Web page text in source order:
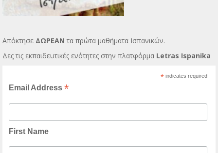
Απόκτησε ΔΩΡΕΑΝ τα πρώτα μαθήματα Ισπανικών.
Δες τις εκπαιδευτικές ενότητες στην πλατφόρμα Letras Ispanika
* indicates required
Email Address*
First Name